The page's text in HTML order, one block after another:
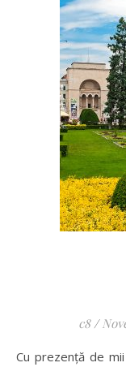
c8 /
Cu prezență de mii de oameni, un spectacol în aer liber a